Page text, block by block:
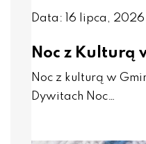
Data: 16 lipca, 2026
Noc z Kulturą
Noc z kulturą w
Dywitach Noc…